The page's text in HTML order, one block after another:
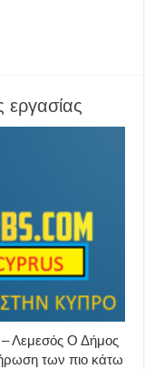
– Λεμεσός Ο Δήμος
των πιο κάτω